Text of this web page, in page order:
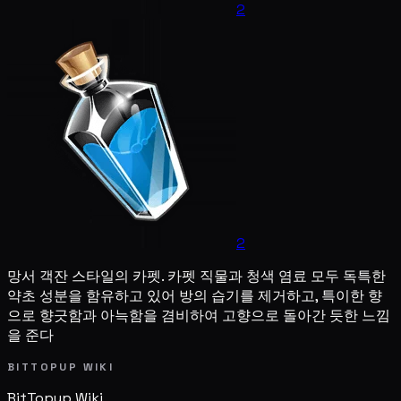
2
2
망서 객잔 스타일의 카펫. 카펫 직물과 청색 염료 모두 독특한
약초 성분을 함유하고 있어 방의 습기를 제거하고, 특이한 향
으로 향긋함과 아늑함을 겸비하여 고향으로 돌아간 듯한 느낌
을 준다
BITTOPUP WIKI